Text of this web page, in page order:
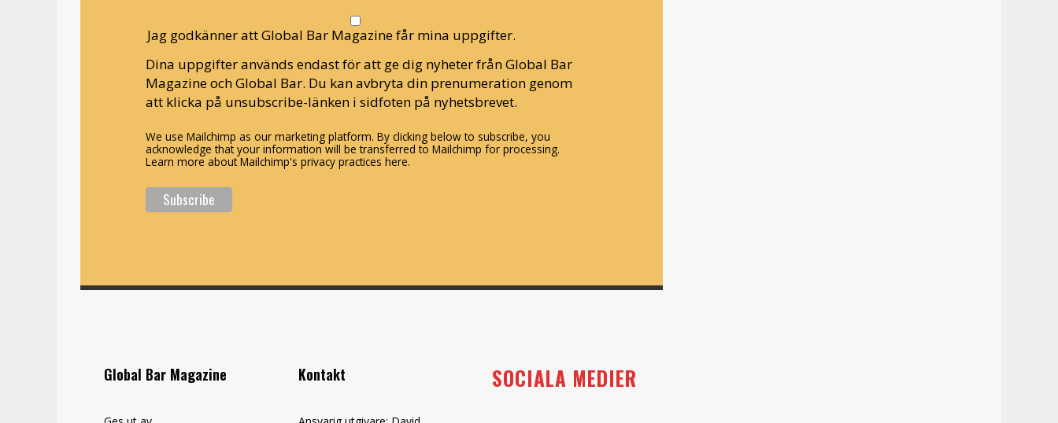
Jag godkänner att Global Bar Magazine får mina uppgifter.
Dina uppgifter används endast för att ge dig nyheter från Global Bar
Magazine och Global Bar. Du kan avbryta din prenumeration genom
att klicka på unsubscribe-länken i sidfoten på nyhetsbrevet.
We use Mailchimp as our marketing platform. By clicking below to subscribe, you
acknowledge that your information will be transferred to Mailchimp for processing.
Learn more about Mailchimp's privacy practices here.
Global Bar Magazine Kontakt SOCIALA MEDIER